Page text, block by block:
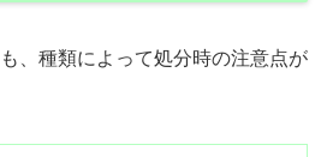
、種類によって処分時の注意点が